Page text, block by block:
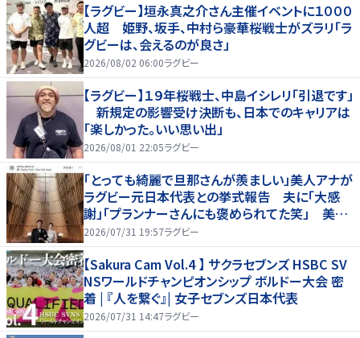
【ラグビー】垣永真之介さん主催イベントに１０００
人超 姫野、坂手、中村ら豪華桜戦士がズラリ「ラ
グビーは、会えるのが良さ」
2026/08/02 06:00ラグビー
【ラグビー】１９年桜戦士、中島イシレリ「引退です」
新規定の影響受け決断も、日本でのキャリアは
「楽しかった。いい思い出」
2026/08/01 22:05ラグビー
「とっても綺麗で旦那さんが羨ましい」美人アナが
ラグビー元日本代表との挙式報告 夫に「大感
謝」「プランナーさんにも褒められてた笑」 美麗
純白ドレス姿にネット反響
2026/07/31 19:57ラグビー
【Sakura Cam Vol.4 】 サクラセブンズ HSBC SV
NSワールドチャンピオンシップ ボルドー大会 密
着 | 『人を繋ぐ』| 女子セブンズ日本代表
2026/07/31 14:47ラグビー